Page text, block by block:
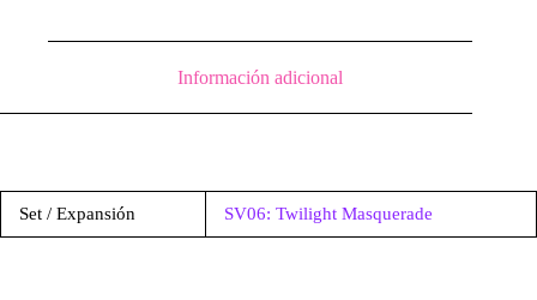
Información adicional
Set / Expansión SV06: Twilight Masquerade